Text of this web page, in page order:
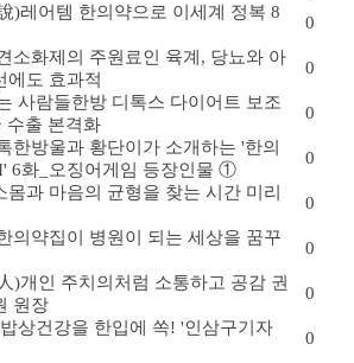
)레어템 한의약으로 이세계 정복 8
0
소화제의 주원료인 육계, 당뇨와 아
에도 효과적
0
사람들한방 디톡스 다이어트 보조
수출 본격화
0
한방울과 황단이가 소개하는 '한의
6화_오징어게임 등장인물 ①
0
몸과 마음의 균형을 찾는 시간 미리
0
의약집이 병원이 되는 세상을 꿈꾸
0
)개인 주치의처럼 소통하고 공감 권
원장
0
상건강을 한입에 쏙! '인삼구기자
0